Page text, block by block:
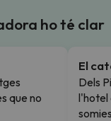
ho té clar
que no
El
Dels
l'hotel